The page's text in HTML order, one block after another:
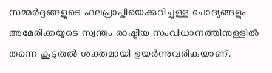
സമ്മർദ്ദങ്ങളുടെ ഫലപ്രാപ്തിയെക്കുറിച്ചുള്ള ചോദ്യങ്ങളും
അമേരിക്കയുടെ സ്വന്തം രാഷ്ട്രീയ സംവിധാനത്തിനുള്ളിൽ
തന്നെ കൂടുതൽ ശക്തമായി ഉയർന്നുവരികയാണ്.